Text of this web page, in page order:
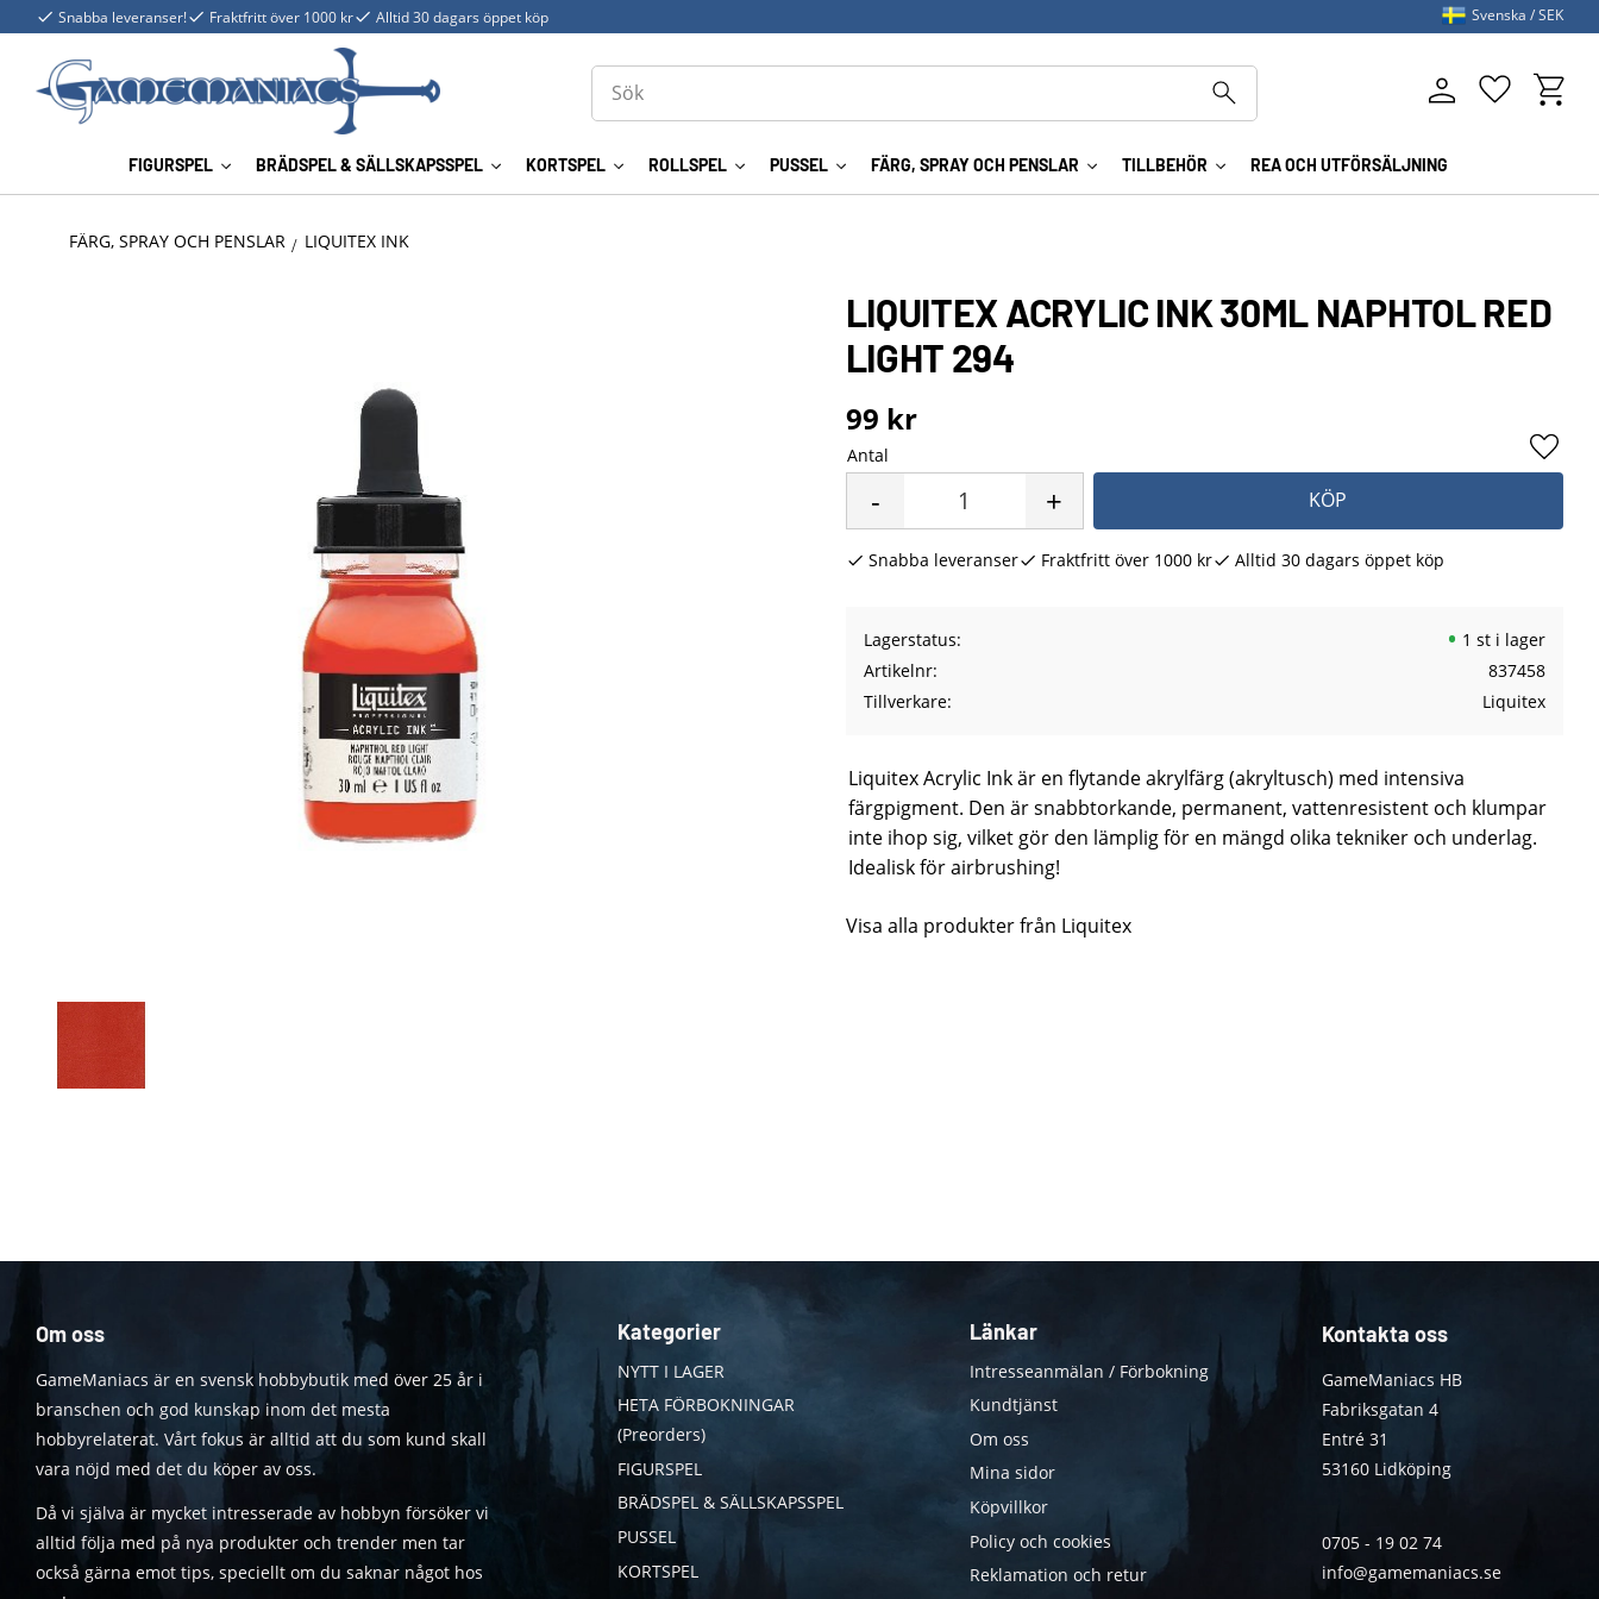
Snabba leveranser! Fraktfritt över 1000 kr Alltid 30 dagars öppet köp
FIGURSPEL BRÄDSPEL & SÄLLSKAPSSPEL KORTSPEL ROLLSPEL PUSSEL FÄRG, SPRAY OCH PENSLAR TILLBEHÖR REA OCH UTFÖRSÄLJNING
Favoriter
Svenska SEK
FÄRG, SPRAY OCH PENSLAR LIQUITEX INK
LIQUITEX ACRYLIC INK 30ML NAPHTOL RED
LIGHT 294
99 kr
Antal
+
- KÖP
Lägg
Snabba leveranser Fraktfritt över 1000 kr Alltid 30 dagars öppet köp
Lagerstatus
1 st i lager
Artikelnr
837458
Tillverkare
Liquitex
Liquitex Acrylic Ink är en flytande akrylfärg (akryltusch) med intensiva
färgpigment. Den är snabbtorkande, permanent, vattenresistent och klumpar
inte ihop sig, vilket gör den lämplig för en mängd olika tekniker och underlag.
Idealisk för airbrushing!
Visa alla produkter från Liquitex
Om oss
GameManiacs är en svensk hobbybutik med över 25 år i
branschen och god kunskap inom det mesta
hobbyrelaterat. Vårt fokus är alltid att du som kund skall
vara nöjd med det du köper av oss.
Då vi själva är mycket intresserade av hobbyn försöker vi
alltid följa med på nya produkter och trender men tar
också gärna emot tips, speciellt om du saknar något hos
Kategorier
NYTT I LAGER
HETA FÖRBOKNINGAR
(Preorders)
FIGURSPEL
BRÄDSPEL & SÄLLSKAPSSPEL
PUSSEL
KORTSPEL
Länkar
Intresseanmälan / Förbokning
Kundtjänst
Om oss
Mina sidor
Köpvillkor
Policy och cookies
Reklamation och retur
Kontakta oss
GameManiacs HB
Fabriksgatan 4
Entré 31
53160 Lidköping
0705 - 19 02 74
info@gamemaniacs.se